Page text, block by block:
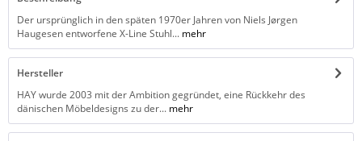
Der ursprünglich in den späten 1970er Jahren von Niels Jørgen
Haugesen entworfene X-Line Stuhl... mehr
Hersteller
HAY wurde 2003 mit der Ambition gegründet, eine Rückkehr des
dänischen Möbeldesigns zu der... mehr